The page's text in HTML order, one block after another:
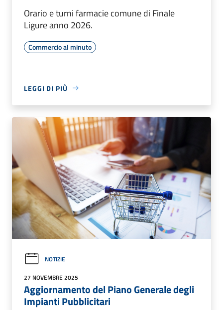
Orario e turni farmacie comune di Finale
Ligure anno 2026.
Commercio al minuto
LEGGI DI PIÙ
NOTIZIE
27 NOVEMBRE 2025
Aggiornamento del Piano Generale degli
Impianti Pubblicitari